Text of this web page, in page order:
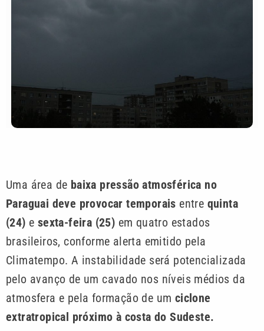
Uma área de baixa pressão atmosférica no
Paraguai deve provocar temporais entre quinta
(24) e sexta-feira (25) em quatro estados
brasileiros, conforme alerta emitido pela
Climatempo. A instabilidade será potencializada
pelo avanço de um cavado nos níveis médios da
atmosfera e pela formação de um ciclone
extratropical próximo à costa do Sudeste.